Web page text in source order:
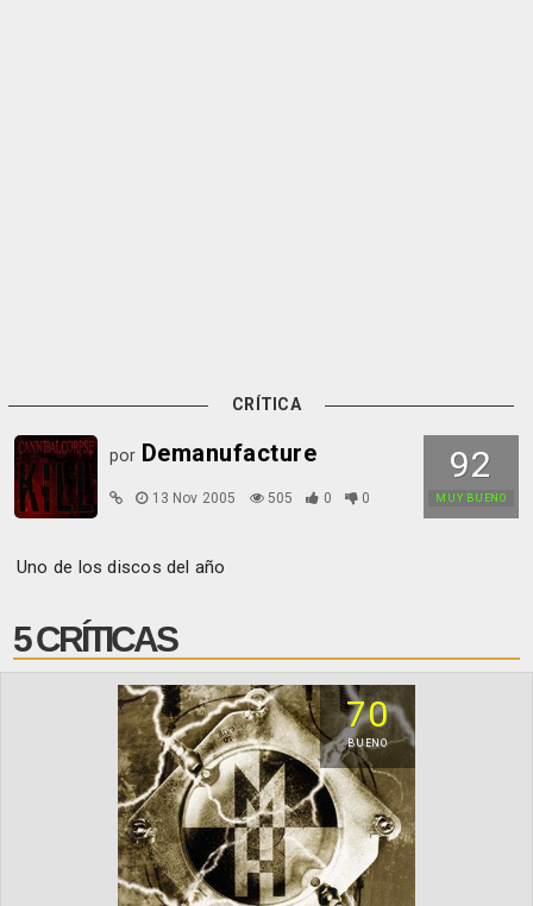
CRÍTICA
92
MUY BUENO
por Demanufacture
13 Nov 2005 505 0 0
Uno de los discos del año
5 CRÍTICAS
70
BUENO